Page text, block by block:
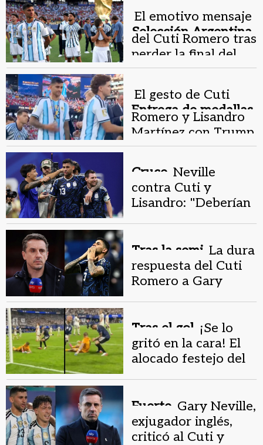
Selección Argentina.
El emotivo mensaje
del Cuti Romero tras
perder la final del
Mundial 2026
Entrega de medallas.
El gesto de Cuti
Romero y Lisandro
Martínez con Trump
que se volvió viral
Cruce. Neville
contra Cuti y
Lisandro: "Deberían
Tras la semi. La dura
respuesta del Cuti
Romero a Gary
Tras el gol. ¡Se lo
gritó en la cara! El
alocado festejo del
Fuerte. Gary Neville,
exjugador inglés,
criticó al Cuti y